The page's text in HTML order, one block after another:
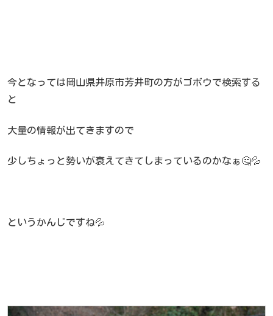
今となっては岡山県井原市芳井町の方がゴボウで検索する
と
大量の情報が出てきますので
少しちょっと勢いが衰えてきてしまっているのかなぁ🤔💦
というかんじですね💦